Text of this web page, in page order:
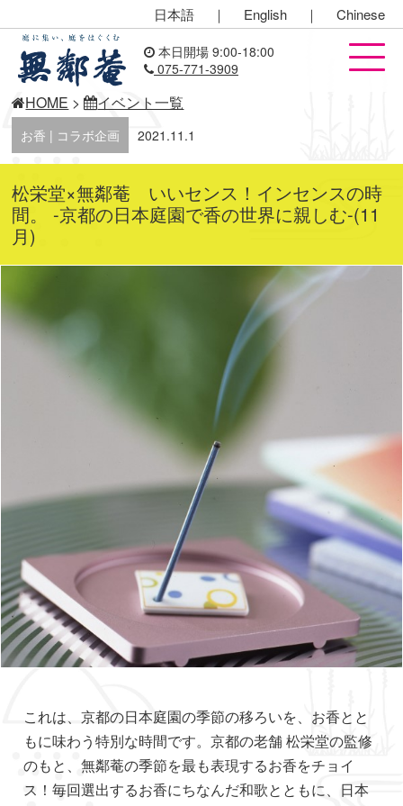
日本語 ｜ English ｜ Chinese
本日開場 9:00-18:00
075-771-3909
HOME > イベント一覧
お香 | コラボ企画 2021.11.1
松栄堂×無鄰菴 いいセンス！インセンスの時
間。 -京都の日本庭園で香の世界に親しむ-(11
月)
これは、京都の日本庭園の季節の移ろいを、お香とと
もに味わう特別な時間です。京都の老舗 松栄堂の監修
のもと、無鄰菴の季節を最も表現するお香をチョイ
ス！毎回選出するお香にちなんだ和歌とともに、日本